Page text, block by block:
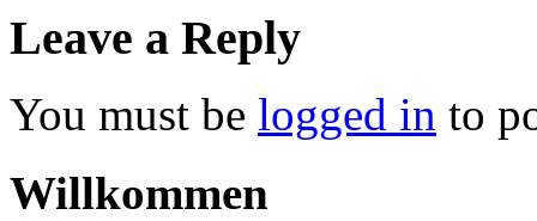
Leave a Reply
You must be logged in to
Willkommen